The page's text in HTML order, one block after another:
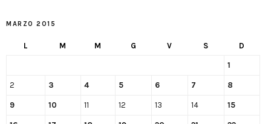
MARZO 2015
L M M G V S D
1
2 3 4 5 6 7 8
9 10 11 12 13 14 15